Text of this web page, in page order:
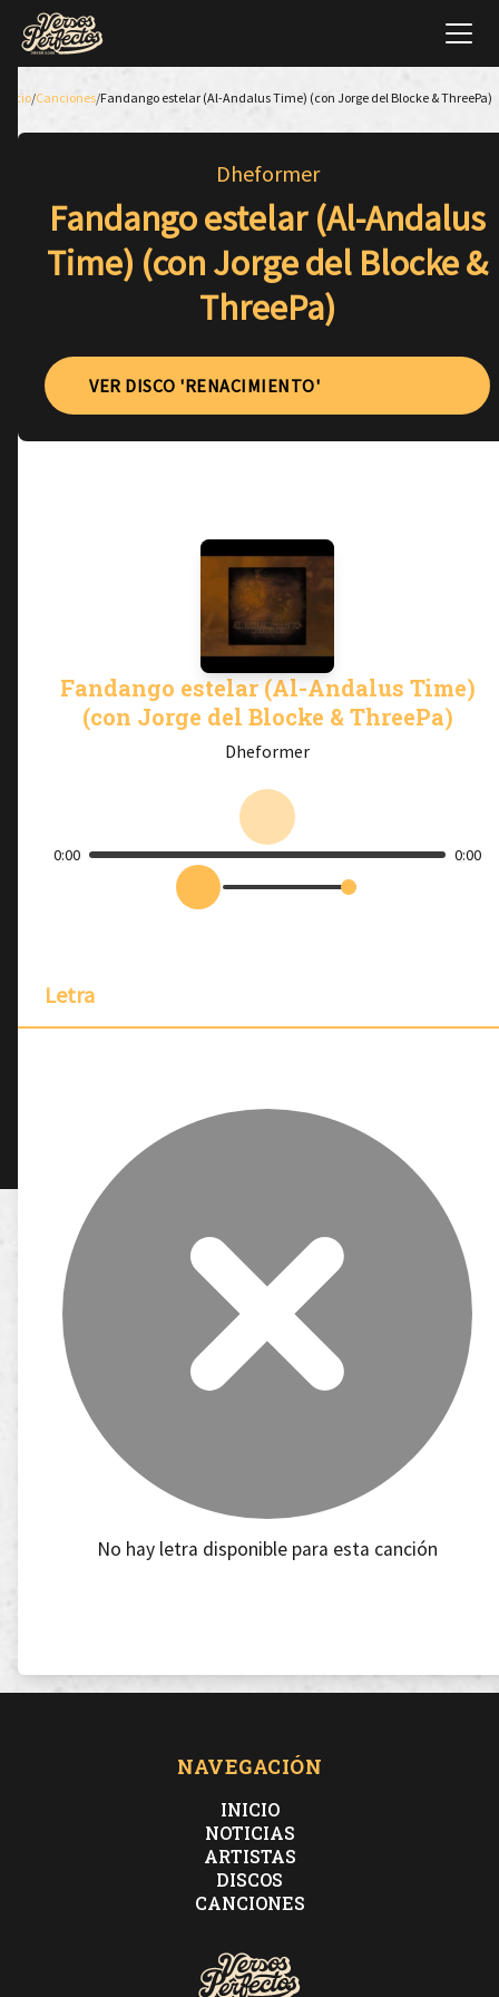
Inicio/Canciones/Fandango estelar (Al-Andalus Time) (con Jorge del Blocke & ThreePa)
Dheformer
Fandango estelar (Al-Andalus
Time) (con Jorge del Blocke &
ThreePa)
VER DISCO 'RENACIMIENTO'
Fandango estelar (Al-Andalus Time)
(con Jorge del Blocke & ThreePa)
Dheformer
0:00 0:00
Letra
No hay letra disponible para esta canción
NAVEGACIÓN
INICIO
NOTICIAS
ARTISTAS
DISCOS
CANCIONES